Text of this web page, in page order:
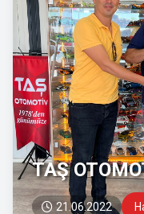
TURGUT
SİZLERİ
25.05.2022